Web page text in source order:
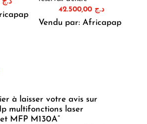
د.ج
د.ج
Vendu par: Africapap
à laisser votre avis sur
multifonctions laser
MFP M130A”